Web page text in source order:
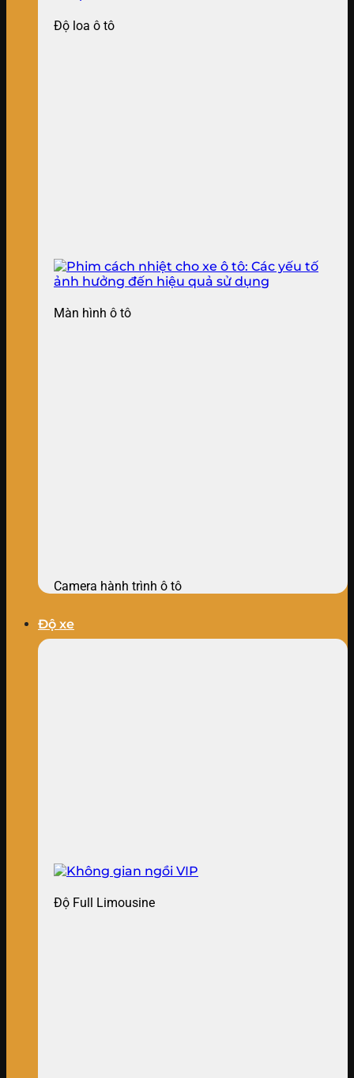
Độ loa ô tô
Màn hình ô tô
Camera hành trình ô tô
Độ xe
Độ Full Limousine